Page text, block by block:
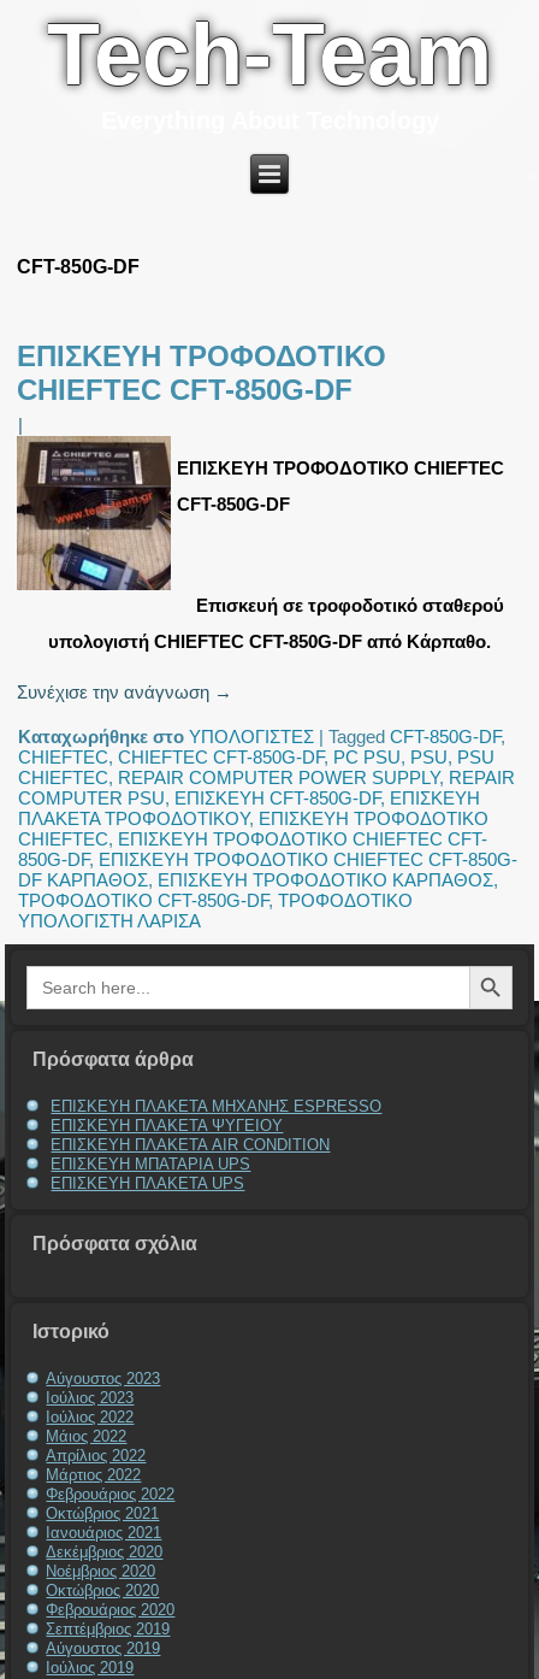
Tech-Team
CFT-850G-DF
ΕΠΙΣΚΕΥΗ ΤΡΟΦΟΔΟΤΙΚΟ
CHIEFTEC CFT-850G-DF
|
ΕΠΙΣΚΕΥΗ ΤΡΟΦΟΔΟΤΙΚΟ CHIEFTEC
CFT-850G-DF
Επισκευή σε τροφοδοτικό σταθερού
υπολογιστή CHIEFTEC CFT-850G-DF από Κάρπαθο.
Συνέχισε την ανάγνωση →
Καταχωρήθηκε στο ΥΠΟΛΟΓΙΣΤΕΣ |Tagged CFT-850G-DF,
CHIEFTEC,CHIEFTEC CFT-850G-DF, PC PSU, PSU, PSU
CHIEFTEC, REPAIR COMPUTER POWER SUPPLY, REPAIR
COMPUTER PSU, ΕΠΙΣΚΕΥΗ CFT-850G-DF, ΕΠΙΣΚΕΥΗ
ΠΛΑΚΕΤΑ ΤΡΟΦΟΔΟΤΙΚΟΥ, ΕΠΙΣΚΕΥΗ ΤΡΟΦΟΔΟΤΙΚΟ
CHIEFTEC, ΕΠΙΣΚΕΥΗ ΤΡΟΦΟΔΟΤΙΚΟ CHIEFTEC CFT-
850G-DF, ΕΠΙΣΚΕΥΗ ΤΡΟΦΟΔΟΤΙΚΟ CHIEFTEC CFT-850G-
DF ΚΑΡΠΑΘΟΣ, ΕΠΙΣΚΕΥΗ ΤΡΟΦΟΔΟΤΙΚΟ ΚΑΡΠΑΘΟΣ,
ΤΡΟΦΟΔΟΤΙΚΟ CFT-850G-DF,ΤΡΟΦΟΔΟΤΙΚΟ
ΥΠΟΛΟΓΙΣΤΗ ΛΑΡΙΣΑ
Search
for:
Search Button
Πρόσφατα άρθρα
ΕΠΙΣΚΕΥΗ ΠΛΑΚΕΤΑ ΜΗΧΑΝΗΣ ESPRESSO
ΕΠΙΣΚΕΥΗ ΠΛΑΚΕΤΑ ΨΥΓΕΙΟΥ
ΕΠΙΣΚΕΥΗ ΠΛΑΚΕΤΑ AIR CONDITION
ΕΠΙΣΚΕΥΗ ΜΠΑΤΑΡΙΑ UPS
ΕΠΙΣΚΕΥΗ ΠΛΑΚΕΤΑ UPS
Πρόσφατα σχόλια
Ιστορικό
Αύγουστος 2023
Ιούλιος 2023
Ιούλιος 2022
Μάιος 2022
Απρίλιος 2022
Μάρτιος 2022
Φεβρουάριος 2022
Οκτώβριος 2021
Ιανουάριος 2021
Δεκέμβριος 2020
Νοέμβριος 2020
Οκτώβριος 2020
Φεβρουάριος 2020
Σεπτέμβριος 2019
Αύγουστος 2019
Ιούλιος 2019